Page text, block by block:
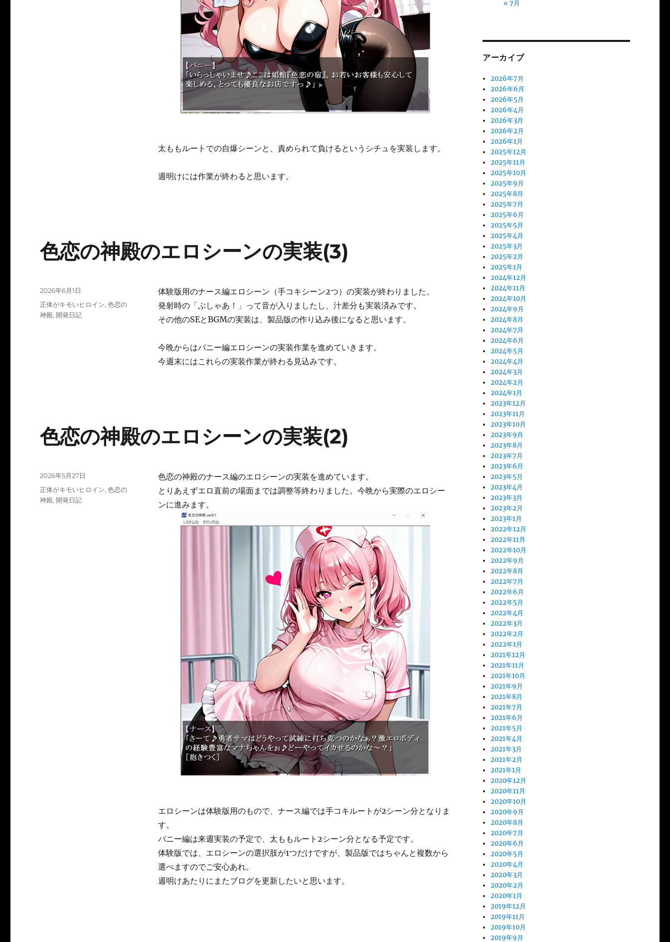
太ももルートでの自爆シーンと、責められて負けるというシチュを実装します。
週明けには作業が終わると思います。
色恋の神殿のエロシーンの実装(3)
体験版用のナース編エロシーン（手コキシーン2つ）の実装が終わりました。
発射時の「ぶしゃあ！」って音が入りましたし、汁差分も実装済みです。
その他のSEとBGMの実装は、製品版の作り込み後になると思います。
今晩からはバニー編エロシーンの実装作業を進めていきます。
今週末にはこれらの実装作業が終わる見込みです。
投
稿
日:
2026年6月1日
カ
テ
正体がキモいヒロイン,色恋の
神殿, 開発日記
色恋の神殿のエロシーンの実装(2)
色恋の神殿のナース編のエロシーンの実装を進めています。
とりあえずエロ直前の場面までは調整等終わりました。今晩から実際のエロシー
ンに進みます。
エロシーンは体験版用のもので、ナース編では手コキルートが2シーン分となりま
す。
バニー編は来週実装の予定で、太ももルート2シーン分となる予定です。
体験版では、エロシーンの選択肢が1つだけですが、製品版ではちゃんと複数から
選べますのでご安心あれ。
週明けあたりにまたブログを更新したいと思います。
投
稿
日:
2026年5月27日
カ
テ
正体がキモいヒロイン,色恋の
神殿, 開発日記
« 7月
アーカイブ
2026年7月
2026年6月
2026年5月
2026年4月
2026年3月
2026年2月
2026年1月
2025年12月
2025年11月
2025年10月
2025年9月
2025年8月
2025年7月
2025年6月
2025年5月
2025年4月
2025年3月
2025年2月
2025年1月
2024年12月
2024年11月
2024年10月
2024年9月
2024年8月
2024年7月
2024年6月
2024年5月
2024年4月
2024年3月
2024年2月
2024年1月
2023年12月
2023年11月
2023年10月
2023年9月
2023年8月
2023年7月
2023年6月
2023年5月
2023年4月
2023年3月
2023年2月
2023年1月
2022年12月
2022年11月
2022年10月
2022年9月
2022年8月
2022年7月
2022年6月
2022年5月
2022年4月
2022年3月
2022年2月
2022年1月
2021年12月
2021年11月
2021年10月
2021年9月
2021年8月
2021年7月
2021年6月
2021年5月
2021年4月
2021年3月
2021年2月
2021年1月
2020年12月
2020年11月
2020年10月
2020年9月
2020年8月
2020年7月
2020年6月
2020年5月
2020年4月
2020年3月
2020年2月
2020年1月
2019年12月
2019年11月
2019年10月
2019年9月